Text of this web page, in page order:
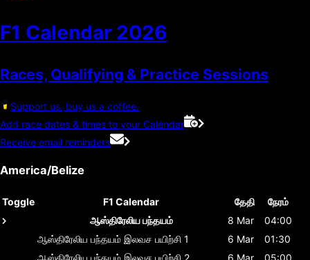
F1 Calendar 2026
Races, Qualifying & Practice Sessions
Support us, buy us a coffee.
Add race dates & times to your Calendar
Receive email reminders
America/Belize
Toggle F1 Calendar தேதி
நேரம்
ஆஸ்திரேலிய பந்தயம்
8 Mar
04:00
ஆஸ்திரேலிய பந்தயம் இலவச பயிற்சி 1 6 Mar
01:30
ஆஸ்திரேலிய பந்தயம் இலவச பயிற்சி 2 6 Mar
05:00